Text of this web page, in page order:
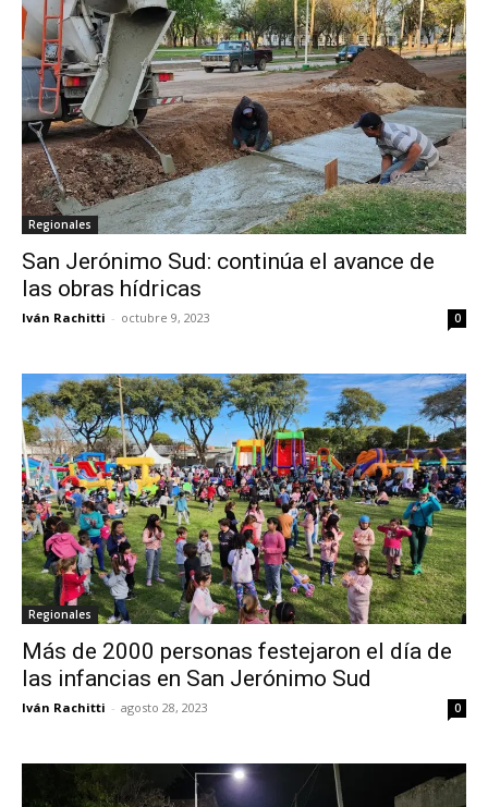
Regionales
San Jerónimo Sud: continúa el avance de
las obras hídricas
Iván Rachitti - octubre 9, 2023 0
Regionales
Más de 2000 personas festejaron el día de
las infancias en San Jerónimo Sud
Iván Rachitti - agosto 28, 2023 0